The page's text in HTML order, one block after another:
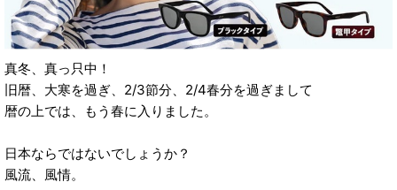
真冬、真っ只中！
旧暦、大寒を過ぎ、2/3節分、2/4春分を過ぎまして
暦の上では、もう春に入りました。
日本ならではないでしょうか？
風流、風情。